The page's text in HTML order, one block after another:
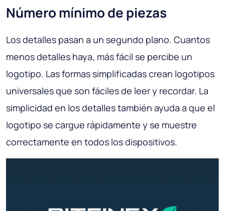
Número mínimo de piezas
Los detalles pasan a un segundo plano. Cuantos
menos detalles haya, más fácil se percibe un
logotipo. Las formas simplificadas crean logotipos
universales que son fáciles de leer y recordar. La
simplicidad en los detalles también ayuda a que el
logotipo se cargue rápidamente y se muestre
correctamente en todos los dispositivos.